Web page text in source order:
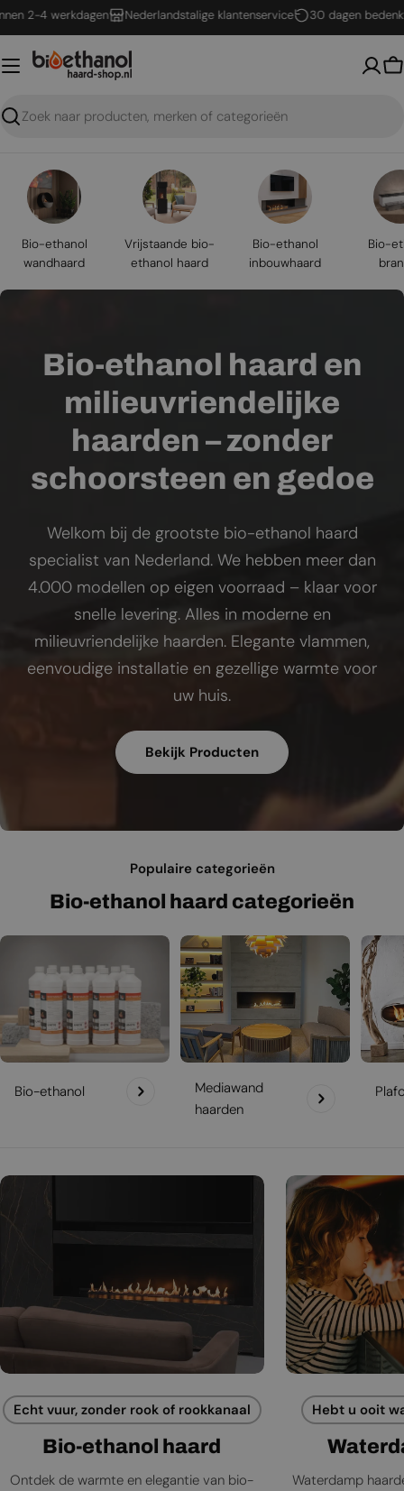
Ga
naar
inhoud
werkdagen Nederlandstalige klantenservice 30 dagen bedenktijd
Zoeken
Bio-ethanol
wandhaard
Vrijstaande bio-
ethanol haard
Bio-ethanol
inbouwhaard
Bio-
Bio-ethanol haard en
milieuvriendelijke
haarden – zonder
schoorsteen en gedoe
Welkom bij de grootste bio-ethanol haard
specialist van Nederland. We hebben meer dan
4.000 modellen op eigen voorraad – klaar voor
snelle levering. Alles in moderne en
milieuvriendelijke haarden. Elegante vlammen,
eenvoudige installatie en gezellige warmte voor
uw huis.
Bekijk Producten
Populaire categorieën
Bio-ethanol haard categorieën
Bio-ethanol
Mediawand
haarden
Echt vuur, zonder rook of rookkanaal
Bio-ethanol haard
Ontdek de warmte en elegantie van bio-
Hebt u ooit
Waterdamp